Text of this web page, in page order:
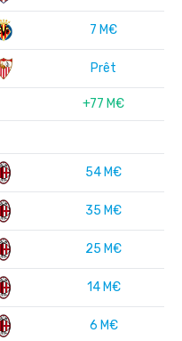
7 M€
Prêt
+77 M€
54 M€
35 M€
25 M€
14 M€
6 M€